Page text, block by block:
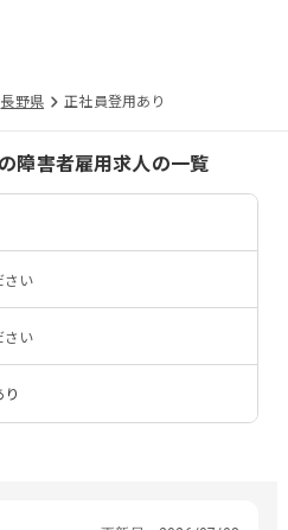
長野県 正社員登用あり
の障害者雇用求人の一覧
さい
さい